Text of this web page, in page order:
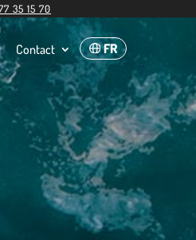
35 15 70
Contact FR